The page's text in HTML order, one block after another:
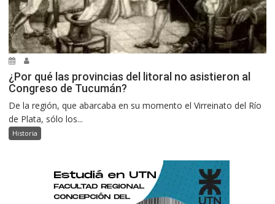
¿Por qué las provincias del litoral no asistieron al
Congreso de Tucumán?
De la región, que abarcaba en su momento el Virreinato del Río
de Plata, sólo los...
Historia